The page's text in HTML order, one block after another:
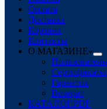
Оплата
Доставка
Корзина
Контакты
О МАГАЗИНЕ
Сертификаты
Гарантия
Возврат
КАТАЛОГ.PDF